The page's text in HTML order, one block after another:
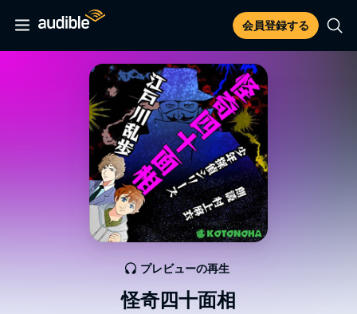
会員登録する
怪奇四十面相
プレビューの再生